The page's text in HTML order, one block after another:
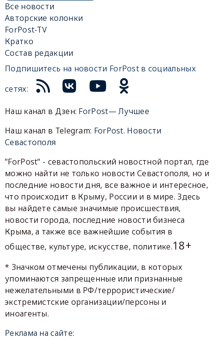
Все новости
Авторские колонки
ForPost-TV
Кратко
Состав редакции
Подпишитесь на новости ForPost в социальных
сетях:
Наш канал в Дзен: ForPost— Лучшее
Наш канал в Telegram: ForPost. Новости
Севастополя
"ForPost" - севастопольский новостной портал, где
можно найти не только новости Севастополя, но и
последние новости дня, все важное и интересное,
что происходит в Крыму, России и в мире. Здесь
вы найдете самые значимые происшествия,
новости города, последние новости бизнеса
Крыма, а также все важнейшие события в
обществе, культуре, искусстве, политике.18+
* Значком отмечены публикации, в которых
упоминаются запрещенные или признанные
нежелательными в РФ/террористические/
экстремистские организации/персоны и
иноагенты.
Реклама на сайте: